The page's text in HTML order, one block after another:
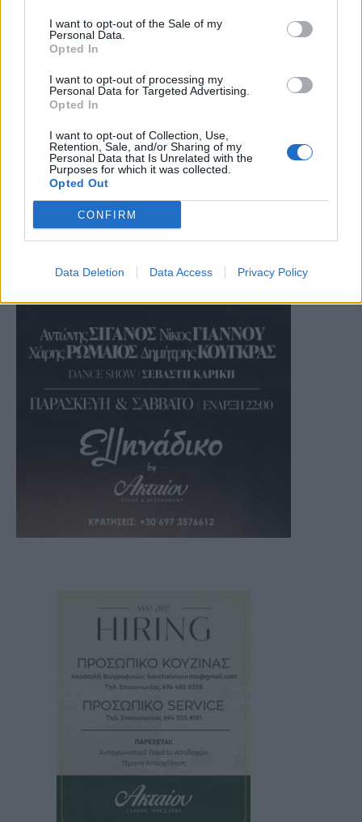
I want to opt-out of the Sale of my
Personal Data.
Opted In
I want to opt-out of processing my
Personal Data for Targeted Advertising.
Opted In
I want to opt-out of Collection, Use,
Retention, Sale, and/or Sharing of my
Personal Data that Is Unrelated with the
Purposes for which it was collected.
Opted Out
CONFIRM
Data Deletion Data Access Privacy Policy